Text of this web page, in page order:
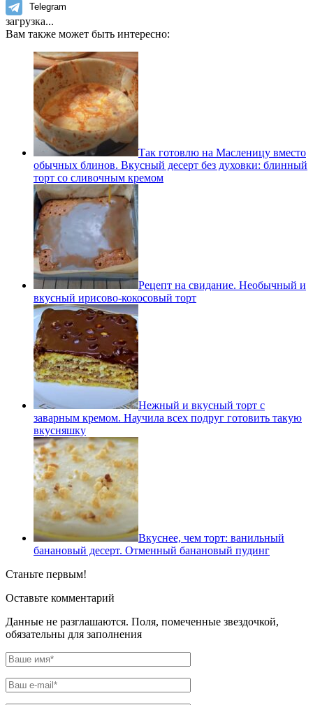
Telegram
загрузка...
Вам также может быть интересно:
Так готовлю на Масленицу вместо
обычных блинов. Вкусный десерт без духовки: блинный
торт со сливочным кремом
Рецепт на свидание. Необычный и
вкусный ирисово-кокосовый торт
Нежный и вкусный торт с
заварным кремом. Научила всех подруг готовить такую
вкусняшку
Вкуснее, чем торт: ванильный
банановый десерт. Отменный банановый пудинг
Станьте первым!
Оставьте комментарий
Данные не разглашаются. Поля, помеченные звездочкой,
обязательны для заполнения